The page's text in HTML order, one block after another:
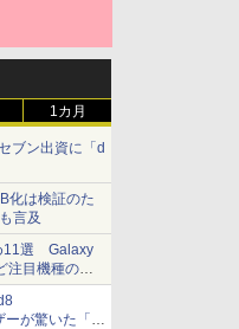
1カ月
ブン出資に「d
化は検証のた
言及
11選 Galaxy
注目機種の特
ーが驚いた「そ